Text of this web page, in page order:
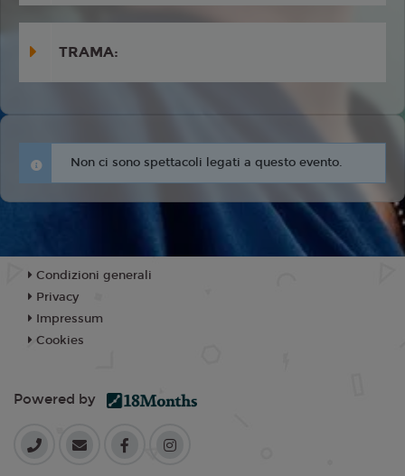
TRAMA:
Non ci sono spettacoli legati a questo evento.
Condizioni generali
Privacy
Impressum
Cookies
Powered by